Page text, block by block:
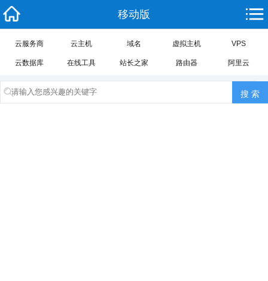
移动版
云服务商 云主机 域名 虚拟主机 VPS
云数据库 在线工具 站长之家 路由器 阿里云